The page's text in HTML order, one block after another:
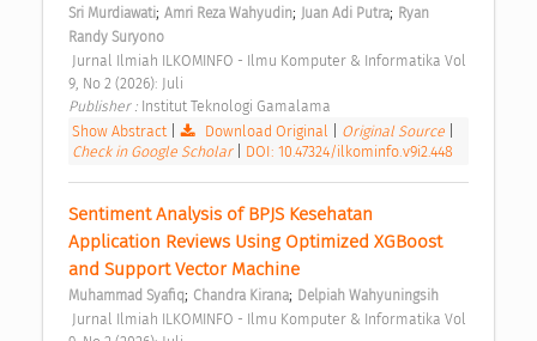
Sri Murdiawati; Amri Reza Wahyudin; Juan Adi Putra; Ryan
Randy Suryono
9, No 2 (2026): Juli
Publisher : Institut Teknologi Gamalama
Show Abstract| Download Original Original Source
Check in Google Scholar
DOI: 10.47324/ilkominfo.v9i2.448
Sentiment Analysis of BPJS Kesehatan
Application Reviews Using Optimized XGBoost
and Support Vector Machine
Muhammad Syafiq; Chandra Kirana; Delpiah Wahyuningsih